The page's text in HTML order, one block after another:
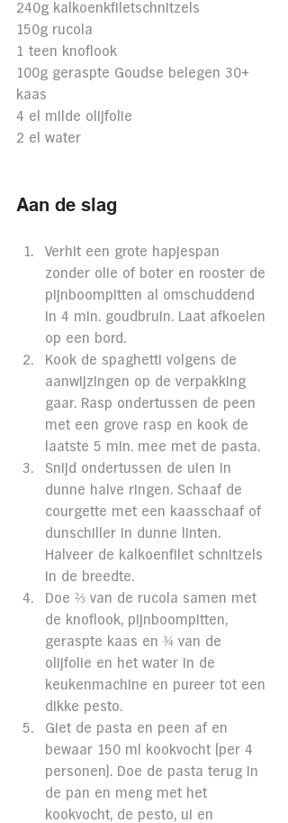
240g kalkoenkfiletschnitzels
150g rucola
1 teen knoflook
100g geraspte Goudse belegen 30+
kaas
4 el milde olijfolie
2 el water
Aan de slag
Verhit een grote hapjespan
zonder olie of boter en rooster de
pijnboompitten al omschuddend
in 4 min. goudbruin. Laat afkoelen
op een bord.
Kook de spaghetti volgens de
aanwijzingen op de verpakking
gaar. Rasp ondertussen de peen
met een grove rasp en kook de
laatste 5 min. mee met de pasta.
Snijd ondertussen de uien in
dunne halve ringen. Schaaf de
courgette met een kaasschaaf of
dunschiller in dunne linten.
Halveer de kalkoenfilet schnitzels
in de breedte.
Doe ⅔ van de rucola samen met
de knoflook, pijnboompitten,
geraspte kaas en ¾ van de
olijfolie en het water in de
keukenmachine en pureer tot een
dikke pesto.
Giet de pasta en peen af en
bewaar 150 ml kookvocht (per 4
personen). Doe de pasta terug in
de pan en meng met het
kookvocht, de pesto, ui en